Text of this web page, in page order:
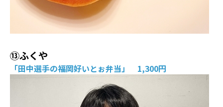
⑬ふくや
「田中選手の福岡好いとぉ弁当」 1,300円